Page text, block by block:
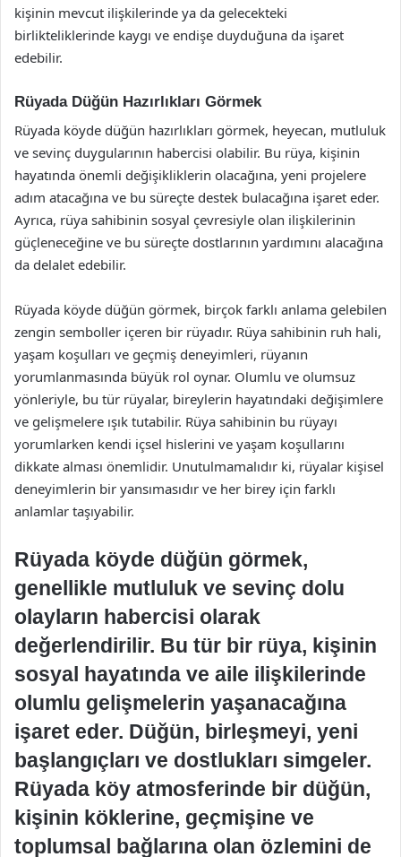
kişinin mevcut ilişkilerinde ya da gelecekteki
birlikteliklerinde kaygı ve endişe duyduğuna da işaret
edebilir.
Rüyada Düğün Hazırlıkları Görmek
Rüyada köyde düğün hazırlıkları görmek, heyecan, mutluluk
ve sevinç duygularının habercisi olabilir. Bu rüya, kişinin
hayatında önemli değişikliklerin olacağına, yeni projelere
adım atacağına ve bu süreçte destek bulacağına işaret eder.
Ayrıca, rüya sahibinin sosyal çevresiyle olan ilişkilerinin
güçleneceğine ve bu süreçte dostlarının yardımını alacağına
da delalet edebilir.
Rüyada köyde düğün görmek, birçok farklı anlama gelebilen
zengin semboller içeren bir rüyadır. Rüya sahibinin ruh hali,
yaşam koşulları ve geçmiş deneyimleri, rüyanın
yorumlanmasında büyük rol oynar. Olumlu ve olumsuz
yönleriyle, bu tür rüyalar, bireylerin hayatındaki değişimlere
ve gelişmelere ışık tutabilir. Rüya sahibinin bu rüyayı
yorumlarken kendi içsel hislerini ve yaşam koşullarını
dikkate alması önemlidir. Unutulmamalıdır ki, rüyalar kişisel
deneyimlerin bir yansımasıdır ve her birey için farklı
anlamlar taşıyabilir.
Rüyada köyde düğün görmek,
genellikle mutluluk ve sevinç dolu
olayların habercisi olarak
değerlendirilir. Bu tür bir rüya, kişinin
sosyal hayatında ve aile ilişkilerinde
olumlu gelişmelerin yaşanacağına
işaret eder. Düğün, birleşmeyi, yeni
başlangıçları ve dostlukları simgeler.
Rüyada köy atmosferinde bir düğün,
kişinin köklerine, geçmişine ve
toplumsal bağlarına olan özlemini de